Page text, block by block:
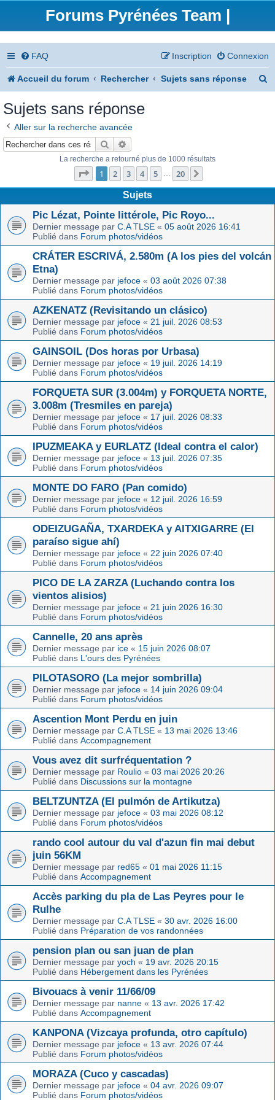
Forums Pyrénées Team |
FAQ Connexion
Inscription
Accueil du forum Rechercher Sujets sans réponse
Sujets sans réponse
Aller sur la recherche avancée
Rechercher
La recherche a retourné plus de 1000 résultats
Page 1sur20
1 2 3 4 5 … 20
Sujets
Pic Lézat, Pointe littérole, Pic Royo...
Dernier message par C.A TLSE « 05 août 2026 16:41
Publié dans Forum photos/vidéos
CRÁTER ESCRIVÁ, 2.580m (A los pies del volcán
Etna)
Dernier message par jefoce « 03 août 2026 07:38
Publié dans Forum photos/vidéos
AZKENATZ (Revisitando un clásico)
Dernier message par jefoce « 21 juil. 2026 08:53
Publié dans Forum photos/vidéos
GAINSOIL (Dos horas por Urbasa)
Dernier message par jefoce « 19 juil. 2026 14:19
Publié dans Forum photos/vidéos
FORQUETA SUR (3.004m) y FORQUETA NORTE,
3.008m (Tresmiles en pareja)
Dernier message par jefoce « 17 juil. 2026 08:33
Publié dans Forum photos/vidéos
IPUZMEAKA y EURLATZ (Ideal contra el calor)
Dernier message par jefoce « 13 juil. 2026 07:35
Publié dans Forum photos/vidéos
MONTE DO FARO (Pan comido)
Dernier message par jefoce « 12 juil. 2026 16:59
Publié dans Forum photos/vidéos
ODEIZUGAÑA, TXARDEKA y AITXIGARRE (El
paraíso sigue ahí)
Dernier message par jefoce « 22 juin 2026 07:40
Publié dans Forum photos/vidéos
PICO DE LA ZARZA (Luchando contra los
vientos alisios)
Dernier message par jefoce « 21 juin 2026 16:30
Publié dans Forum photos/vidéos
Cannelle, 20 ans après
Dernier message par ice « 15 juin 2026 08:07
Publié dans L'ours des Pyrénées
PILOTASORO (La mejor sombrilla)
Dernier message par jefoce « 14 juin 2026 09:04
Publié dans Forum photos/vidéos
Ascention Mont Perdu en juin
Dernier message par C.A TLSE « 13 mai 2026 13:46
Publié dans Accompagnement
Vous avez dit surfréquentation ?
Dernier message par Roulio « 03 mai 2026 20:26
Publié dans Discussions sur la montagne
BELTZUNTZA (El pulmón de Artikutza)
Dernier message par jefoce « 03 mai 2026 08:12
Publié dans Forum photos/vidéos
rando cool autour du val d'azun fin mai debut
juin 56KM
Dernier message par red65 « 01 mai 2026 11:15
Publié dans Accompagnement
Accès parking du pla de Las Peyres pour le
Rulhe
Dernier message par C.A TLSE « 30 avr. 2026 16:00
Publié dans Préparation de vos randonnées
pension plan ou san juan de plan
Dernier message par yoch « 19 avr. 2026 20:15
Publié dans Hébergement dans les Pyrénées
Bivouacs à venir 11/66/09
Dernier message par nanne « 13 avr. 2026 17:42
Publié dans Accompagnement
KANPONA (Vizcaya profunda, otro capítulo)
Dernier message par jefoce « 13 avr. 2026 07:44
Publié dans Forum photos/vidéos
MORAZA (Cuco y cascadas)
Dernier message par jefoce « 04 avr. 2026 09:07
Publié dans Forum photos/vidéos